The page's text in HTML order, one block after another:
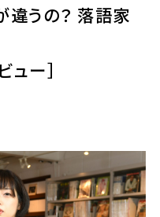
違うの？ 落語家
ュー］